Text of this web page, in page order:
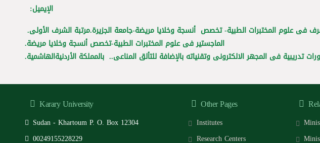
الإيميل:
فى علوم المختبرات الطبية- تخصص أنسجة وخلايا مريضة-جامعة الجزيرة.مرتبة الشرف الأولى.
الماجستير فى علوم المختبرات الطبية-تخصص أنسجة وخلايا مريضة.
تدريبية فى المجهر الالكترونى وتقنياته بالإضافة للتألق المناعى.. بالمملكة الأردنيةالهاشمية.
Karary University
Sudan - Khartoum P. O. Box 12304
00249155228229
Other Pages
Institutes
Research Centers